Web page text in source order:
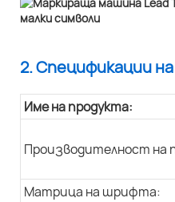
2. Спецификации
Име на продукта:
Производителност на
Матрица на шрифта: